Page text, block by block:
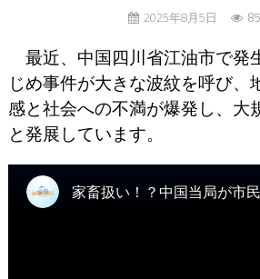
2025年8月5日
最近、中国四川省江油市で発
じめ事件が大きな波紋を呼び、
感と社会への不満が爆発し、大
と発展しています。